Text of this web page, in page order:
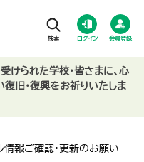
ログイン 会員登録
報ご確認・更新のお願い
られた学校・皆さまに、心
旧・復興をお祈りいたしま